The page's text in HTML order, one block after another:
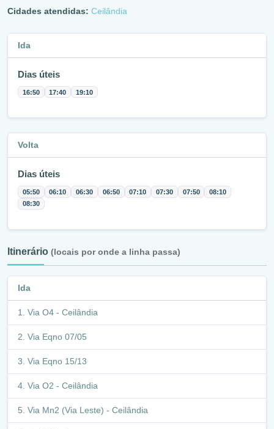
Cidades atendidas: Ceilândia
Ida
Dias úteis
16:50 17:40 19:10
Volta
Dias úteis
05:50 06:10 06:30 06:50 07:10 07:30 07:50
08:10
08:30
Itinerário (locais por onde a linha passa)
Ida
Via O4 - Ceilândia
Via Eqno 07/05
Via Eqno 15/13
Via O2 - Ceilândia
Via Mn2 (Via Leste) - Ceilândia